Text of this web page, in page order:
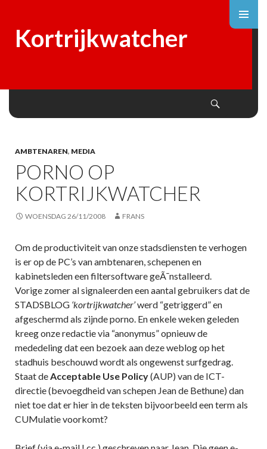
Kortrijkwatcher
AMBTENAREN, MEDIA
PORNO OP
KORTRIJKWATCHER
WOENSDAG 26/11/2008 FRANS
Om de productiviteit van onze stadsdiensten te verhogen
is er op de PC’s van ambtenaren, schepenen en
kabinetsleden een filtersoftware geÃ¯nstalleerd.
Vorige zomer al signaleerden een aantal gebruikers dat de
STADSBLOG ‘kortrijkwatcher’werd “getriggerd” en
afgeschermd als zijnde porno. En enkele weken geleden
kreeg onze redactie via “anonymus” opnieuw de
mededeling dat een bezoek aan deze weblog op het
stadhuis beschouwd wordt als ongewenst surfgedrag.
Staat deAcceptable Use Policy(AUP) van de ICT-
directie (bevoegdheid van schepen Jean de Bethune) dan
niet toe dat er hier in de teksten bijvoorbeeld een term als
CUMulatie voorkomt?